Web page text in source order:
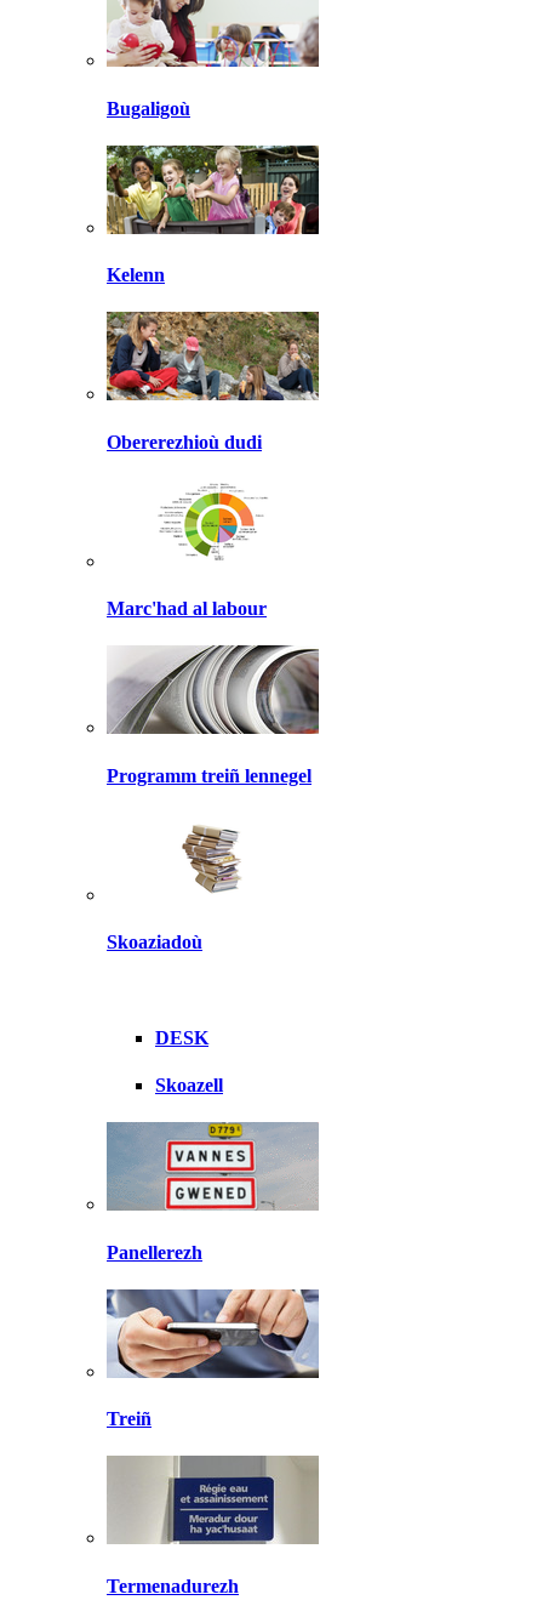
Bugaligoù
Kelenn
Obererezhioù dudi
Marc'had al labour
Programm treiñ lennegel
Skoaziadoù
DESK
Skoazell
Panellerezh
Treiñ
Termenadurezh